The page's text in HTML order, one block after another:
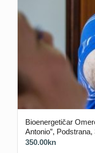
Bioenergetičar
Antonio”,
350.00kn